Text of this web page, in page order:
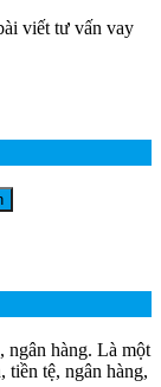
viết tư vấn vay
ngân hàng. Là một
tệ, ngân hàng,